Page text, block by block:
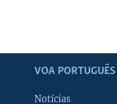
VOA PORTUGUÊS
Notícias